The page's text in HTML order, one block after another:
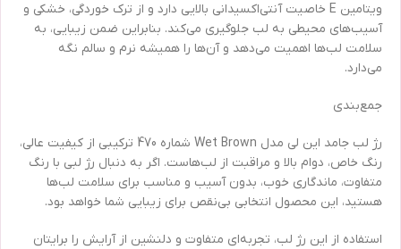
ویتامین E خاصیت آنتی‌اکسیدانی بالایی دارد و از ترک خوردگی، خشکی و
آسیب‌های محیطی به لب جلوگیری می‌کند. بنابراین ضمن زیبایی، به
سلامت لب‌ها اهمیت می‌دهد و آن‌ها را همیشه نرم و سالم نگه
می‌دارد.
جمع‌بندی
رژ لب جامد این لی مدل Wet Brown شماره 470 ترکیبی از کیفیت عالی،
رنگ خاص، دوام بالا و مراقبت از لب‌هاست. اگر به دنبال رژ لبی با رنگ
متفاوت، ماندگاری خوب، بدون آسیب و مناسب برای سلامت لب‌ها
هستید، این محصول انتخابی بی‌نقص برای زیبایی شما خواهد بود.
استفاده از این رژ لب، تجربه‌ای متفاوت و دلنشین از آرایش را برایتان